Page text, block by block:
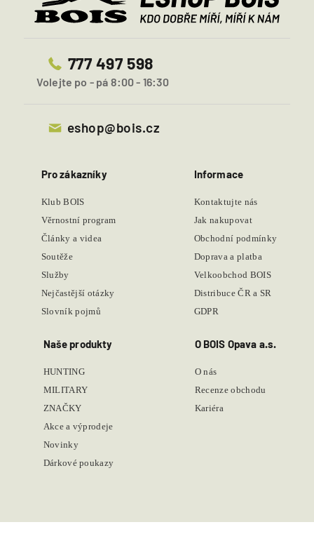
777 497 598
Volejte po - pá 8:00 - 16:30
eshop@bois.cz
Pro zákazníky
Klub BOIS
Věrnostní program
Články a videa
Soutěže
Služby
Nejčastější otázky
Slovník pojmů
Informace
Kontaktujte nás
Jak nakupovat
Obchodní podmínky
Doprava a platba
Velkoobchod BOIS
Distribuce ČR a SR
GDPR
Naše produkty
HUNTING
MILITARY
ZNAČKY
Akce a výprodeje
Novinky
Dárkové poukazy
O BOIS Opava a.s.
O nás
Recenze obchodu
Kariéra